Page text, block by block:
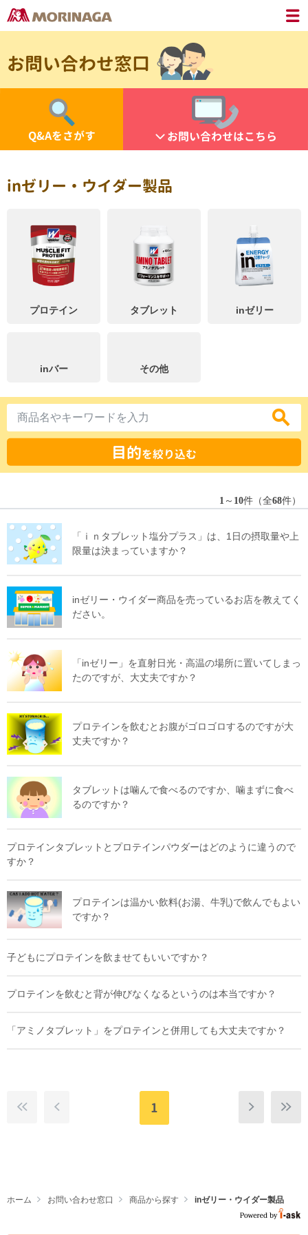
お問い合わせ窓口
Q&Aをさがす お問い合わせはこちら
inゼリー・ウイダー製品
プロテイン タブレット inゼリー
inバー その他
目的を絞り込む
1 ～ 10件（全68件）
「ｉｎタブレット塩分プラス」は、1日の摂取量や上
限量は決まっていますか？
inゼリー・ウイダー商品を売っているお店を教えてく
ださい。
「inゼリー」を直射日光・高温の場所に置いてしまっ
たのですが、大丈夫ですか？
プロテインを飲むとお腹がゴロゴロするのですが大
丈夫ですか？
タブレットは噛んで食べるのですか、噛まずに食べ
るのですか？
プロテインタブレットとプロテインパウダーはどのように違うので
すか？
プロテインは温かい飲料(お湯、牛乳)で飲んでもよい
ですか？
子どもにプロテインを飲ませてもいいですか？
プロテインを飲むと背が伸びなくなるというのは本当ですか？
「アミノタブレット」をプロテインと併用しても大丈夫ですか？
1
ホーム お問い合わせ窓口 商品から探す inゼリー・ウイダー製品